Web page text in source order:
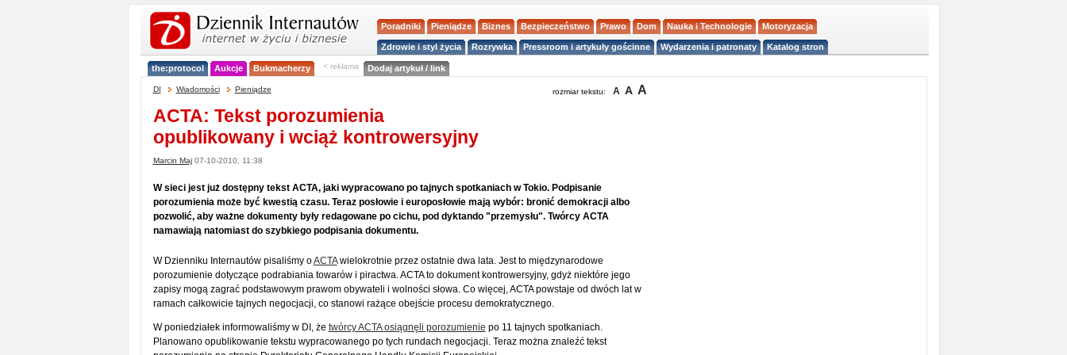
Poradniki Pieniądze Biznes Bezpieczeństwo Prawo Dom Nauka i Technologie Motoryzacja
Zdrowie i styl życia Rozrywka Pressroom i artykuły gościnne Wydarzenia i patronaty Katalog stron
the:protocol Aukcje Bukmacherzy < reklama Dodaj artykuł / link
DI Wiadomości Pieniądze rozmiar tekstu: A A A
ACTA: Tekst porozumienia
opublikowany i wciąż kontrowersyjny
Marcin Maj07-10-2010, 11:38
W sieci jest już dostępny tekst ACTA, jaki wypracowano po tajnych spotkaniach w Tokio. Podpisanie
porozumienia może być kwestią czasu. Teraz posłowie i europosłowie mają wybór: bronić demokracji albo
pozwolić, aby ważne dokumenty były redagowane po cichu, pod dyktando "przemysłu". Twórcy ACTA
namawiają natomiast do szybkiego podpisania dokumentu.
W Dzienniku Internautów pisaliśmy oACTAwielokrotnie przez ostatnie dwa lata. Jest to międzynarodowe
porozumienie dotyczące podrabiania towarów i piractwa. ACTA to dokument kontrowersyjny, gdyż niektóre jego
zapisy mogą zagrać podstawowym prawom obywateli i wolności słowa. Co więcej, ACTA powstaje od dwóch lat w
ramach całkowicie tajnych negocjacji, co stanowi rażące obejście procesu demokratycznego.
W poniedziałek informowaliśmy w DI, że twórcy ACTA osiągnęli porozumienie po 11 tajnych spotkaniach.
Planowano opublikowanie tekstu wypracowanego po tych rundach negocjacji. Teraz można znaleźć tekst